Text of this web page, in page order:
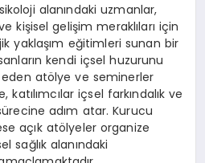
alanındaki uzmanlar,
kişisel gelişim meraklıları için
yaklaşım eğitimleri sunan bir
kendi içsel huzurunu
atölye ve seminerler
içsel farkındalık ve
adım atar. Kurucu
açık atölyeler organize
sağlık alanındaki